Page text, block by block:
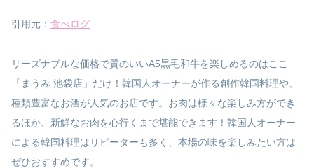
引用元： 食べログ
リーズナブルな価格で質のいいA5黒毛和牛を楽しめるのはここ
「まうみ 池袋店」だけ！韓国人オーナーが作る創作韓国料理や、
種類豊富なお酒が人気のお店です。お肉は様々な楽しみ方ができ
るほか、新鮮なお肉を心行くまで堪能できます！韓国人オーナー
による韓国料理はリピーターも多く、本場の味を楽しみたい方は
ぜひおすすめです。